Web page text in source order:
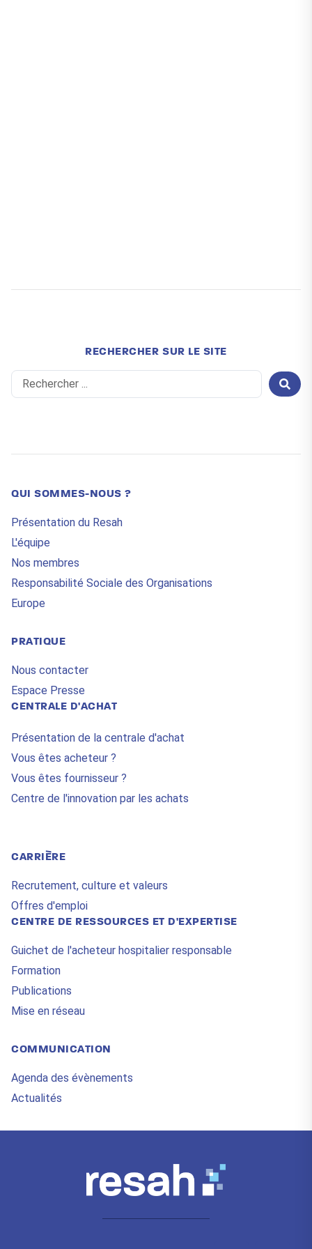
RECHERCHER SUR LE SITE
Search
...
QUI SOMMES-NOUS ?
Présentation du Resah
L'équipe
Nos membres
Responsabilité Sociale des Organisations
Europe
PRATIQUE
Nous contacter
Espace Presse
CENTRALE D'ACHAT
Présentation de la centrale d'achat
Vous êtes acheteur ?
Vous êtes fournisseur ?
Centre de l'innovation par les achats
CARRIÈRE
Recrutement, culture et valeurs
Offres d'emploi
CENTRE DE RESSOURCES ET D'EXPERTISE
Guichet de l'acheteur hospitalier responsable
Formation
Publications
Mise en réseau
COMMUNICATION
Agenda des évènements
Actualités